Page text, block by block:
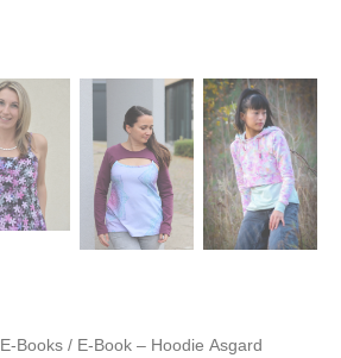
E-Books / E-Book – Hoodie Asgard